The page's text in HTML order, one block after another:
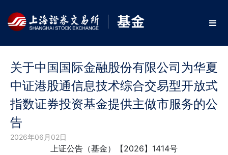
关于中国国际金融股份有限公司为华夏
中证港股通信息技术综合交易型开放式
指数证券投资基金提供主做市服务的公
告
2026年06月02日
上证公告（基金）【2026】1414号